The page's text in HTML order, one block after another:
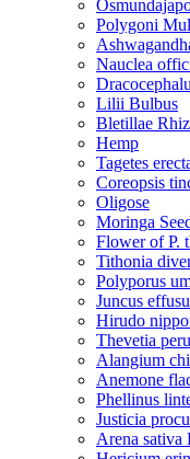
Polygoni
Nauclea
Lilii Bulbus
Bletillae
Hemp
Tagetes
Coreopsis
Oligose
Moringa
Flower of P.
Tithonia
Polyporus
Juncus
Hirudo
Thevetia
Alangium
Anemone
Phellinus
Justicia
Arena sativa